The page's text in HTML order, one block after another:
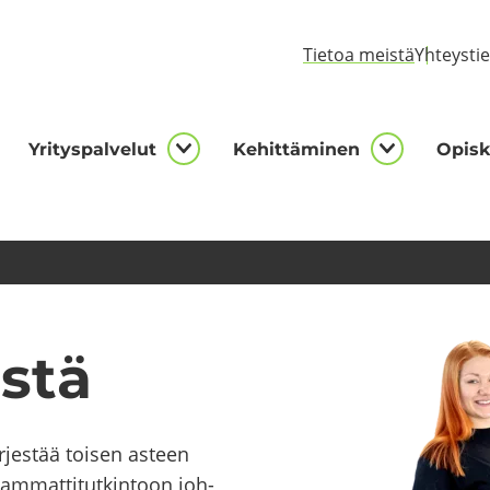
Tie­toa meis­tä
Yri­tys­pal­ve­lut
Yrityspalvelut
Ke­hit­tä­mi­nen
toi­sen as­teen
joh­